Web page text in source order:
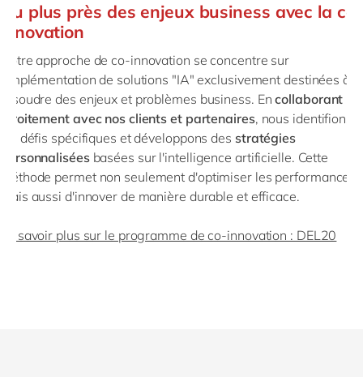
Au plus près des enjeux business avec la co-
innovation
Notre approche de co-innovation se concentre sur
l'implémentation de solutions "IA" exclusivement destinées à
résoudre des enjeux et problèmes business. Encollaborant
étroitement avec nos clients et partenaires, nous identifions
les défis spécifiques et développons des stratégies
personnaliséesbasées sur l'intelligence artificielle. Cette
méthode permet non seulement d'optimiser les performances,
mais aussi d'innover de manière durable et efficace.
En savoir plus sur le programme de co-innovation : DEL20